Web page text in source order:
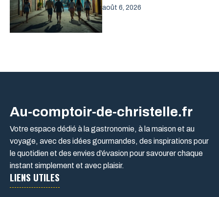
août 6, 2026
Au-comptoir-de-christelle.fr
Votre espace dédié à la gastronomie, à la maison et au
voyage, avec des idées gourmandes, des inspirations pour
le quotidien et des envies d’évasion pour savourer chaque
instant simplement et avec plaisir.
LIENS UTILES